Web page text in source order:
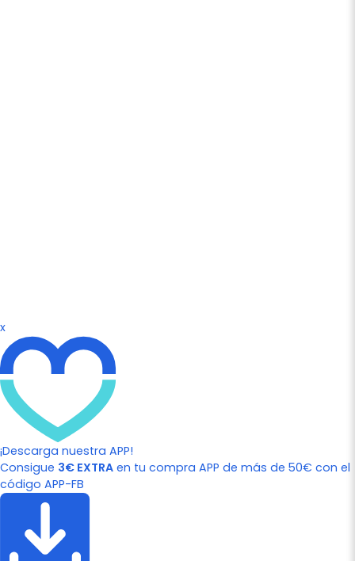
x
¡Descarga nuestra APP!
Consigue 3€ EXTRA en tu compra APP de más de 50€ con el
código APP-FB